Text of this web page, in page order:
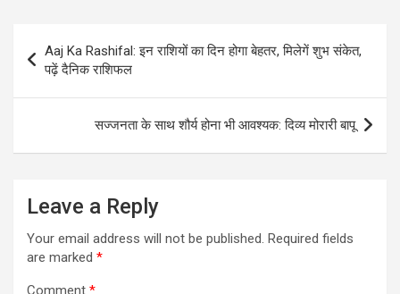
navigation
Aaj Ka Rashifal: इन राशियों का दिन होगा बेहतर, मिलेगें शुभ संकेत,
पढ़ें दैनिक राशिफल
सज्जनता के साथ शौर्य होना भी आवश्यक: दिव्य मोरारी बापू
Leave a Reply
Your email address will not be published. Required fields
are marked *
Comment *